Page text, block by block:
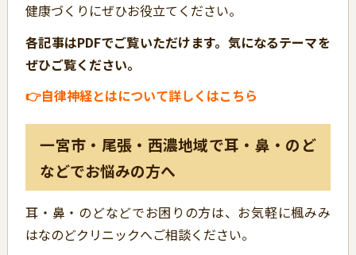
健康づくりにぜひお役立てください。
各記事はPDFでご覧いただけます。気になるテーマを
ぜひご覧ください。
👉自律神経とはについて詳しくはこちら
一宮市・尾張・西濃地域で耳・鼻・のど
などでお悩みの方へ
耳・鼻・のどなどでお困りの方は、お気軽に楓みみ
はなのどクリニックへご相談ください。